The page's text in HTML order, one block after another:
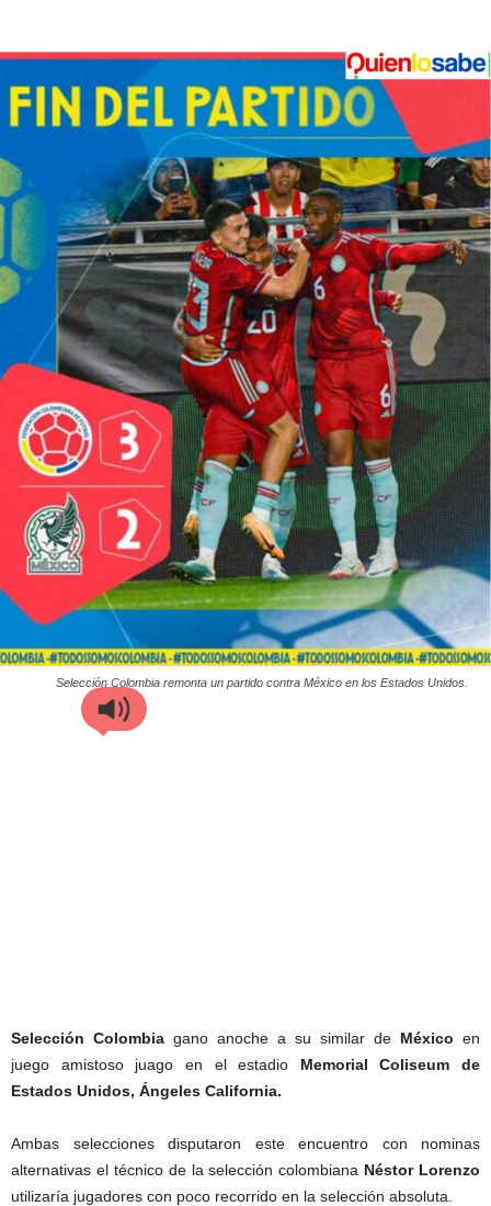
Selección Colombia remonta un partido contra México en los Estados Unidos.
Selección Colombia gano anoche a su similar de México en
juego amistoso juago en el estadio Memorial Coliseum de
Estados Unidos, Ángeles California.
Ambas selecciones disputaron este encuentro con nominas
alternativas el técnico de la selección colombiana Néstor Lorenzo
utilizaría jugadores con poco recorrido en la selección absoluta.